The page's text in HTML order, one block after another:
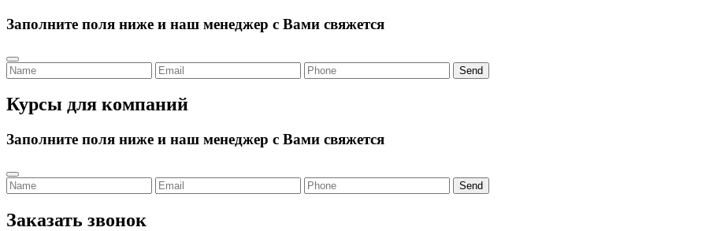
Заполните поля ниже и наш менеджер с Вами свяжется
Send
Курсы для компаний
Заполните поля ниже и наш менеджер с Вами свяжется
Send
Заказать звонок